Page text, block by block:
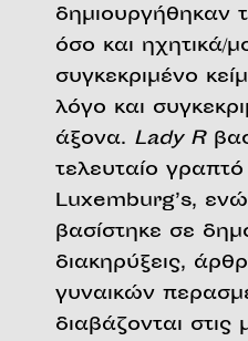
δημιουργήθηκαν
όσο και ηχητικά/
συγκεκριμένο
λόγο και
άξονα. Lady R
τελευταίο
Luxemburg’s,
βασίστηκε σε
διακηρύξεις,
γυναικών
διαβάζονται